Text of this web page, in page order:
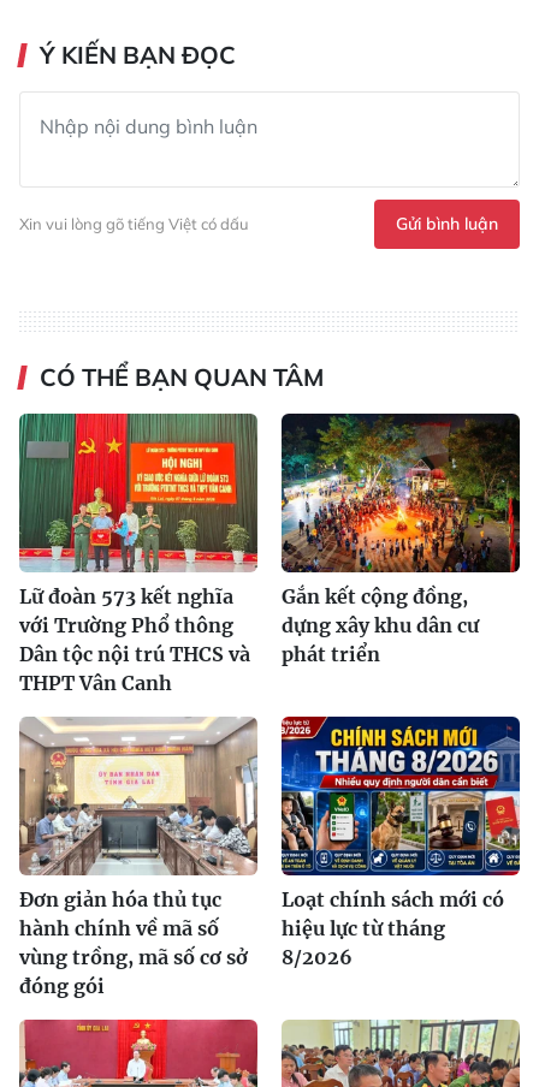
Ý KIẾN BẠN ĐỌC
Xin vui lòng gõ tiếng Việt có dấu Gửi bình luận
CÓ THỂ BẠN QUAN TÂM
Lữ đoàn 573 kết nghĩa
với Trường Phổ thông
Dân tộc nội trú THCS và
THPT Vân Canh
Gắn kết cộng đồng,
dựng xây khu dân cư
phát triển
Đơn giản hóa thủ tục
hành chính về mã số
vùng trồng, mã số cơ sở
đóng gói
Loạt chính sách mới có
hiệu lực từ tháng
8/2026